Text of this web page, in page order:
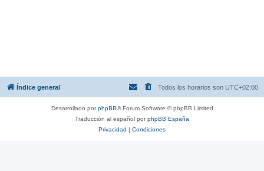
Índice general Todos los horarios son UTC+02:00
Desarrollado porphpBB® Forum Software © phpBB Limited
Traducción al español porphpBB España
Privacidad
Condiciones